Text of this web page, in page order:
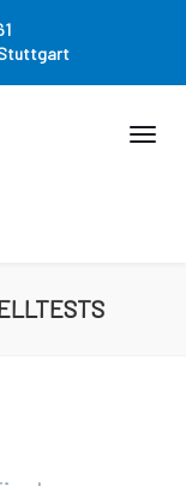
Stuttgart